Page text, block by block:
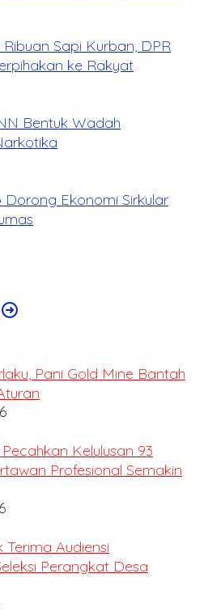
Sapi Kurban, DPR
ke Rakyat
Bentuk Wadah
Ekonomi Sirkular
Pani Gold Mine Bantah
Kelulusan 93
Profesional Semakin
Audiensi
Perangkat Desa